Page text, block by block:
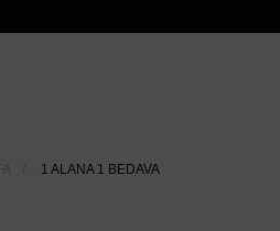
1 ALANA 1 BEDAVA